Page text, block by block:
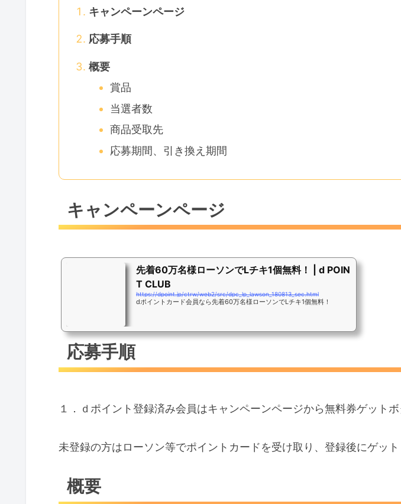
キャンペーンページ
応募手順
概要
賞品
当選者数
商品受取先
応募期間、引き換え期間
キャンペーンページ
先着60万名様ローソンでLチキ1個無料！ | d POIN
T CLUB
https://dpoint.jp/ctrw/web2/src/dpc_lp_lawson_180813_sec.html
dポイントカード会員なら先着60万名様ローソンでLチキ1個無料！
応募手順
１．ｄポイント登録済み会員はキャンペーンページから無料券ゲット
未登録の方はローソン等でポイントカードを受け取り、登録後にゲッ
概要